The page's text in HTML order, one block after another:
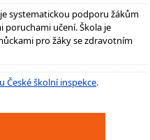
systematickou podporu žákům
poruchami učení. Škola je
pro žáky se zdravotním
České školní inspekce.